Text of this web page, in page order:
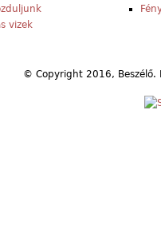
vizek
© Copyright 2016,